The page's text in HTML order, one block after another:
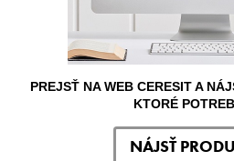
PREJSŤ NA WEB CERESIT A
KTORÉ
NÁJSŤ